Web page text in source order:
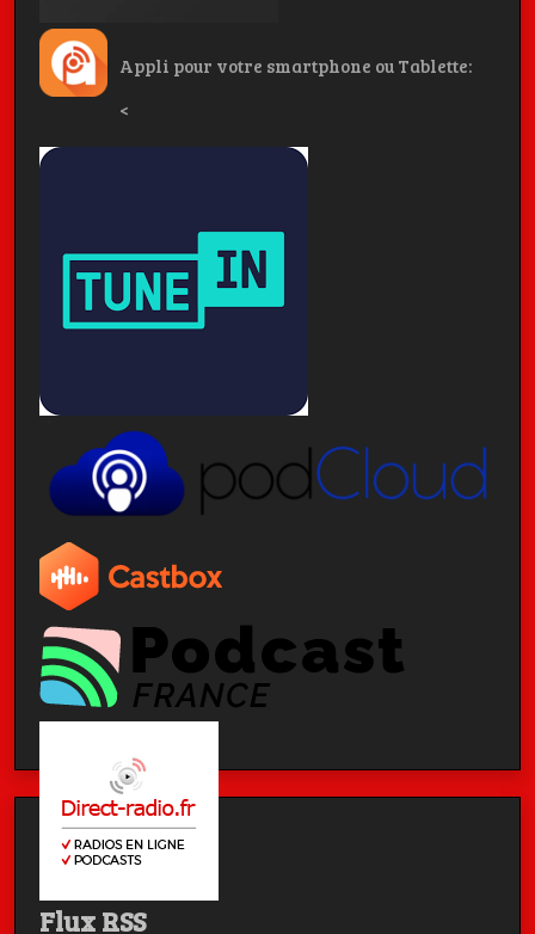
Appli pour votre smartphone ou Tablette:
<
Flux RSS